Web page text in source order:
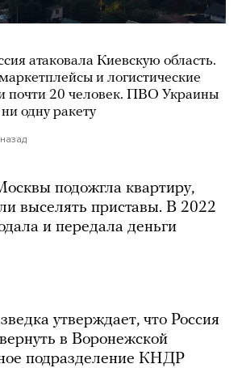
атаковала Киевскую область.
и логистические
почти 20 человек. ПВО Украины
одну ракету
подожгла квартиру,
выселять приставы. В 2022
и передала деньги
утверждает, что Россия
в Воронежской
подразделение КНДР